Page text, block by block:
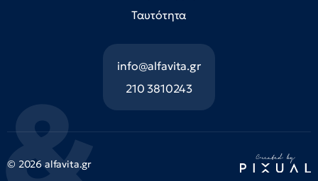
Ταυτότητα
info@alfavita.gr
210 3810243
© 2026 alfavita.gr